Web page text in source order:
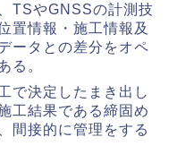
TSやGNSSの計測技
置情報・施工情報及
ータとの差分をオペ
る。
で決定したまき出し
工結果である締固め
間接的に管理をする